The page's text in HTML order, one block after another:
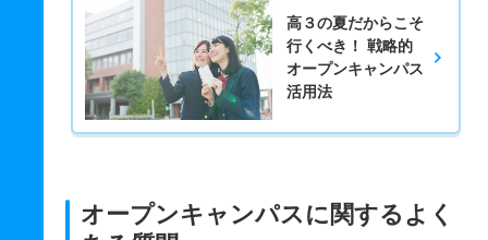
高３の夏だからこそ
行くべき！ 戦略的
オープンキャンパス
活用法
オープンキャンパスに関するよく